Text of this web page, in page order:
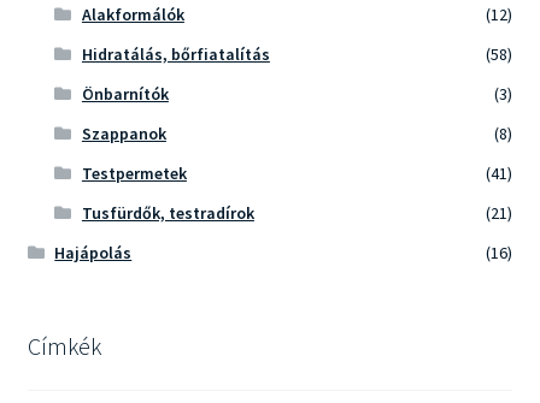
Alakformálók
(12)
Hidratálás, bőrfiatalítás
(58)
Önbarnítók
(3)
Szappanok
(8)
Testpermetek
(41)
Tusfürdők, testradírok
(21)
Hajápolás
(16)
Címkék